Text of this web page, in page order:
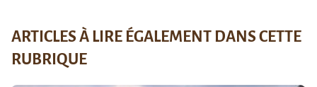
ARTICLES À LIRE ÉGALEMENT DANS CETTE
RUBRIQUE